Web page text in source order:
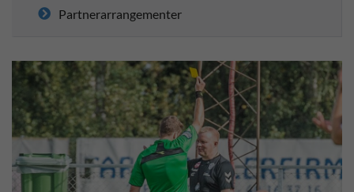
Partnerarrangementer